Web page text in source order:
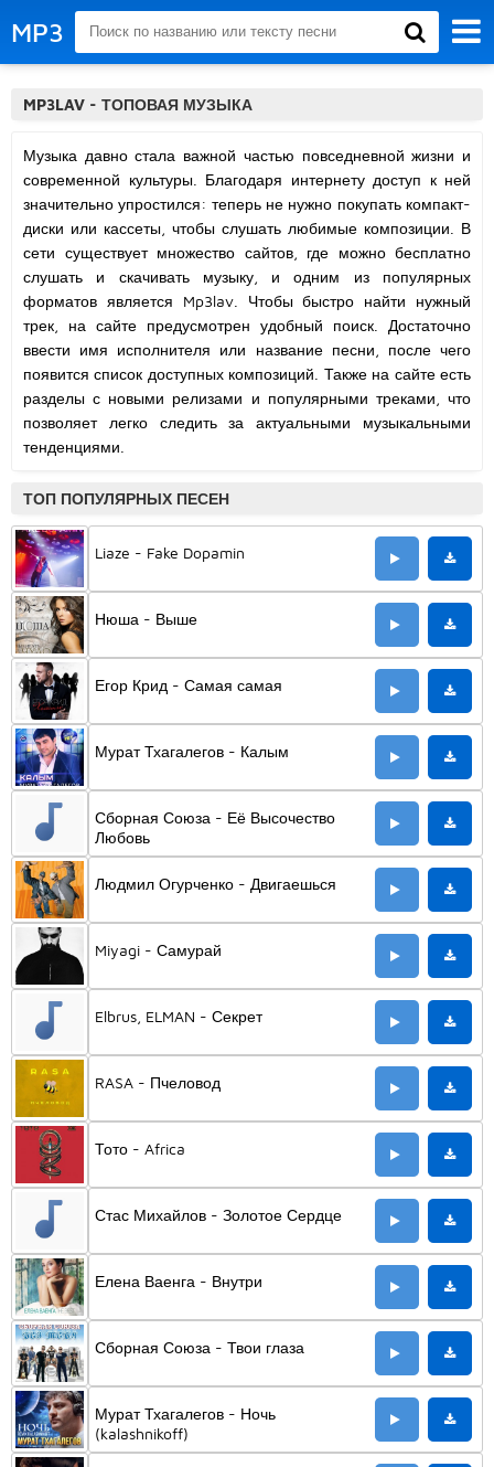
MP3
MP3LAV - ТОПОВАЯ МУЗЫКА
Музыка давно стала важной частью повседневной жизни и
современной культуры. Благодаря интернету доступ к ней
значительно упростился: теперь не нужно покупать компакт-
диски или кассеты, чтобы слушать любимые композиции. В
сети существует множество сайтов, где можно бесплатно
слушать и скачивать музыку, и одним из популярных
форматов является Mp3lav. Чтобы быстро найти нужный
трек, на сайте предусмотрен удобный поиск. Достаточно
ввести имя исполнителя или название песни, после чего
появится список доступных композиций. Также на сайте есть
разделы с новыми релизами и популярными треками, что
позволяет легко следить за актуальными музыкальными
тенденциями.
ТОП ПОПУЛЯРНЫХ ПЕСЕН
Liaze - Fake Dopamin
Нюша - Выше
Егор Крид - Самая самая
Мурат Тхагалегов - Калым
Сборная Союза - Её Высочество
Любовь
Людмил Огурченко - Двигаешься
Miyagi - Самурай
Elbrus, ELMAN - Секрет
RASA - Пчеловод
Тото - Africa
Стас Михайлов - Золотое Сердце
Елена Ваенга - Внутри
Сборная Союза - Твои глаза
Мурат Тхагалегов - Ночь
(kalashnikoff)